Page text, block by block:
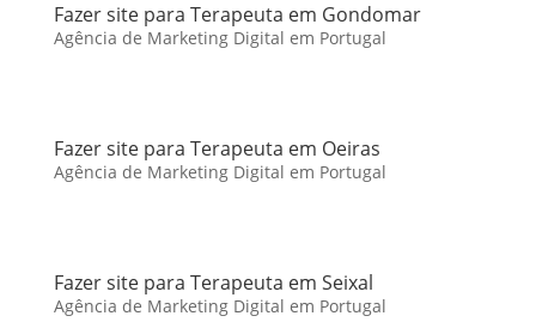
Fazer site para Terapeuta em Gondomar
Agência de Marketing Digital em Portugal
Fazer site para Terapeuta em Oeiras
Agência de Marketing Digital em Portugal
Fazer site para Terapeuta em Seixal
Agência de Marketing Digital em Portugal